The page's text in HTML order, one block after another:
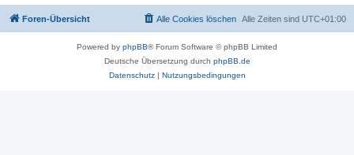
Foren-Übersicht Alle Zeiten sind UTC+01:00
Alle Cookies löschen
Powered by phpBB® Forum Software © phpBB Limited
Deutsche Übersetzung durch phpBB.de
Datenschutz| Nutzungsbedingungen